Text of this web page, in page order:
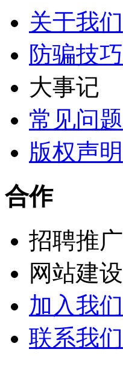
关于我们
防骗技巧
大事记
常见问题
版权声明
合作
招聘推广
网站建设
加入我们
联系我们